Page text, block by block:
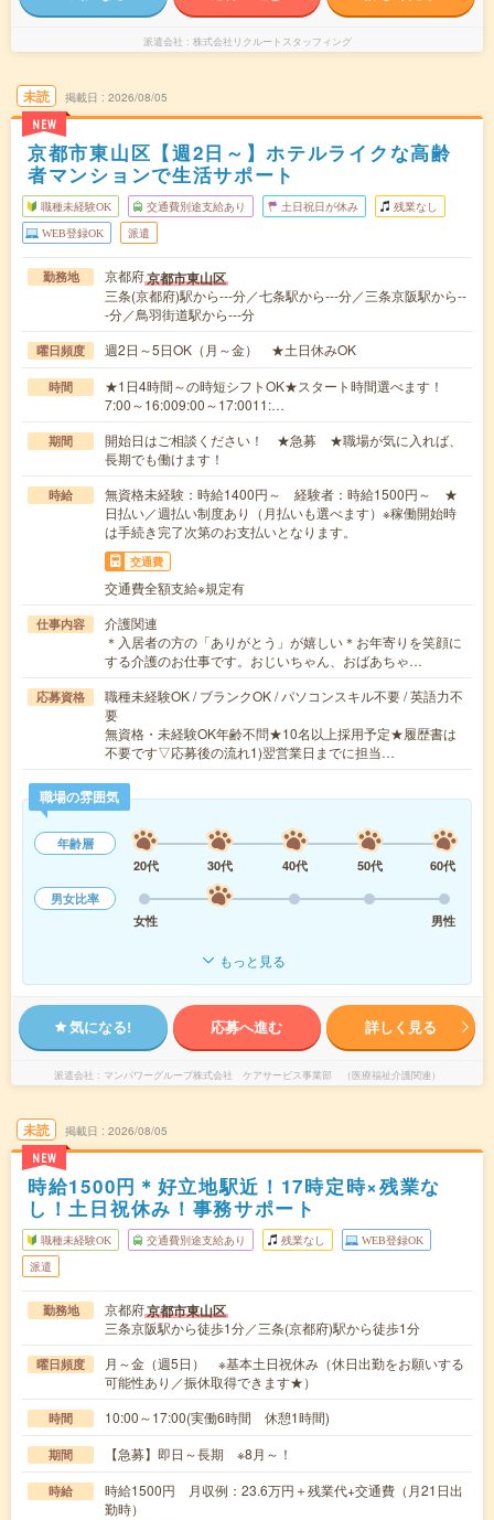
派遣会社 株式会社リクルートスタッフィング
未読
NEW
掲載日 2026/08/05
京都市東山区【週2日～】ホテルライクな高齢
者マンションで生活サポート
職種未経験OK 交通費別途支給あり 土日祝日が休み 残業なし
WEB登録OK 派遣
勤務地 京都府京都市東山区
三条(京都府)駅から---分／七条駅から---分／三条京阪駅から--
-分／鳥羽街道駅から---分
曜日頻度 週2日～5日OK（月～金） ★土日休みOK
時間
★1日4時間～の時短シフトOK★スタート時間選べます！
7:00～16:009:00～17:0011:…
期間
開始日はご相談ください！ ★急募 ★職場が気に入れば、
長期でも働けます！
時給
無資格未経験：時給1400円～ 経験者：時給1500円～ ★
日払い／週払い制度あり（月払いも選べます）※稼働開始時
は手続き完了次第のお支払いとなります。
交通費
交通費全額支給※規定有
仕事内容
介護関連
＊入居者の方の「ありがとう」が嬉しい＊お年寄りを笑顔に
する介護のお仕事です。おじいちゃん、おばあちゃ…
応募資格
職種未経験OK / ブランクOK / パソコンスキル不要 / 英語力不
要
無資格・未経験OK年齢不問★10名以上採用予定★履歴書は
不要です▽応募後の流れ1)翌営業日までに担当…
職場の雰囲気
年齢層
20代
30代 40代 50代
60代
男女比率
女性
男性
もっと見る
気になる! 応募へ進む 詳しく見る
派遣会社 マンパワーグループ株式会社 ケアサービス事業部 （医療福祉介護関連）
未読
NEW
掲載日 2026/08/05
時給1500円＊好立地駅近！17時定時×残業な
し！土日祝休み！事務サポート
職種未経験OK 交通費別途支給あり 残業なし WEB登録OK
派遣
勤務地 京都府京都市東山区
三条京阪駅から徒歩1分／三条(京都府)駅から徒歩1分
曜日頻度
月～金（週5日） ※基本土日祝休み（休日出勤をお願いする
可能性あり／振休取得できます★）
時間 10:00～17:00(実働6時間 休憩1時間)
期間 【急募】即日～長期 ※8月～！
時給
時給1500円 月収例：23.6万円＋残業代+交通費（月21日出
勤時）